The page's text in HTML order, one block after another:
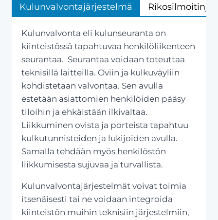
Kulunvalvontajärjestelmä
Kulunvalvonta eli kulunseuranta on
kiinteistössä tapahtuvaa henkilöliikenteen
seurantaa. Seurantaa voidaan toteuttaa
teknisillä laitteilla. Oviin ja kulkuväyliin
kohdistetaan valvontaa. Sen avulla
estetään asiattomien henkilöiden pääsy
tiloihin ja ehkäistään ilkivaltaa.
Liikkuminen ovista ja porteista tapahtuu
kulkutunnisteiden ja lukijoiden avulla.
Samalla tehdään myös henkilöstön
liikkumisesta sujuvaa ja turvallista.
Kulunvalvontajärjestelmät voivat toimia
itsenäisesti tai ne voidaan integroida
kiinteistön muihin teknisiin järjestelmiin,